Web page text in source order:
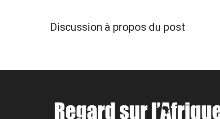
Discussion à propos du post